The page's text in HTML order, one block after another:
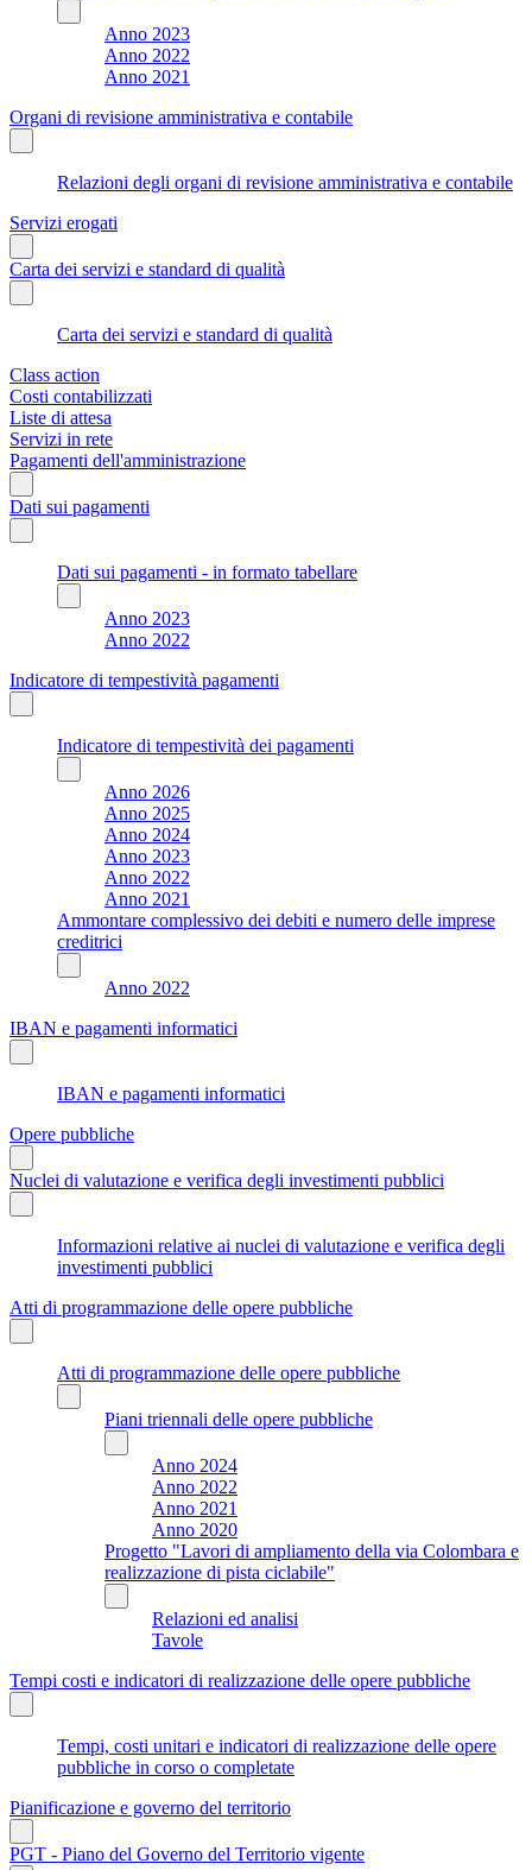
Anno 2023
Anno 2022
Anno 2021
Organi di revisione amministrativa e contabile
Relazioni degli organi di revisione amministrativa e contabile
Servizi erogati
Carta dei servizi e standard di qualità
Carta dei servizi e standard di qualità
Class action
Costi contabilizzati
Liste di attesa
Servizi in rete
Pagamenti dell'amministrazione
Dati sui pagamenti
Dati sui pagamenti - in formato tabellare
Anno 2023
Anno 2022
Indicatore di tempestività pagamenti
Indicatore di tempestività dei pagamenti
Anno 2026
Anno 2025
Anno 2024
Anno 2023
Anno 2022
Anno 2021
Ammontare complessivo dei debiti e numero delle imprese
creditrici
Anno 2022
IBAN e pagamenti informatici
IBAN e pagamenti informatici
Opere pubbliche
Nuclei di valutazione e verifica degli investimenti pubblici
Informazioni relative ai nuclei di valutazione e verifica degli
investimenti pubblici
Atti di programmazione delle opere pubbliche
Atti di programmazione delle opere pubbliche
Piani triennali delle opere pubbliche
Anno 2024
Anno 2022
Anno 2021
Anno 2020
Progetto "Lavori di ampliamento della via Colombara e
realizzazione di pista ciclabile"
Relazioni ed analisi
Tavole
Tempi costi e indicatori di realizzazione delle opere pubbliche
Tempi, costi unitari e indicatori di realizzazione delle opere
pubbliche in corso o completate
Pianificazione e governo del territorio
PGT - Piano del Governo del Territorio vigente